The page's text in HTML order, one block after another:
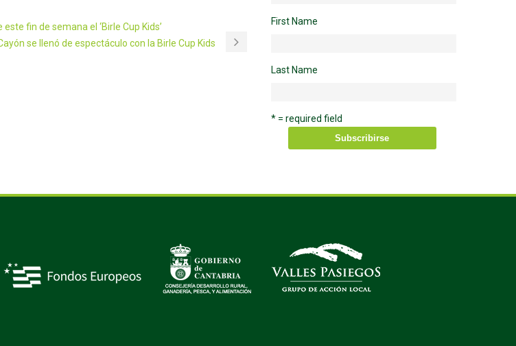
fin de semana el ‘Birle Cup Kids’
se llenó de espectáculo con la Birle Cup Kids
First Name
Last Name
* = required field